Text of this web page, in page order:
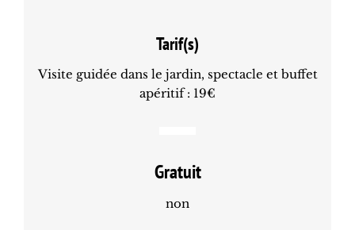
Tarif(s)
Visite guidée dans le jardin, spectacle et buffet
apéritif : 19€
Gratuit
non